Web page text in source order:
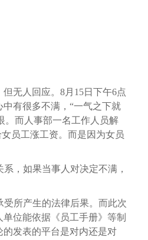
但无人回应。8月15日下午6点
有很多不满，“一气之下就
。而人事部一名工作人员解
员工涨工资。而是因为女员
，如果当事人对决定不满，
所产生的法律后果。而此次
位能依据《员工手册》等制
发表的平台是对内还是对